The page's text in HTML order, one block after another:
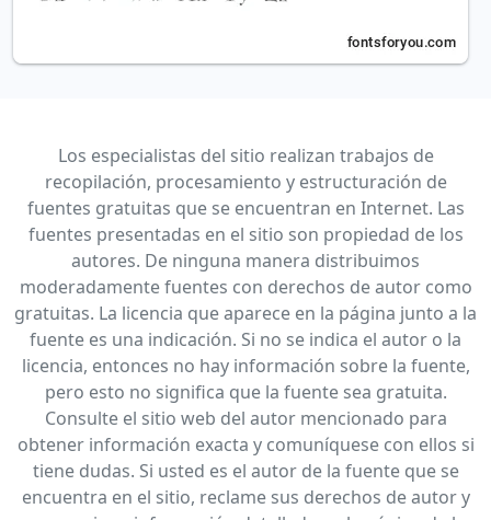
Los especialistas del sitio realizan trabajos de
recopilación, procesamiento y estructuración de
fuentes gratuitas que se encuentran en Internet. Las
fuentes presentadas en el sitio son propiedad de los
autores. De ninguna manera distribuimos
moderadamente fuentes con derechos de autor como
gratuitas. La licencia que aparece en la página junto a la
fuente es una indicación. Si no se indica el autor o la
licencia, entonces no hay información sobre la fuente,
pero esto no significa que la fuente sea gratuita.
Consulte el sitio web del autor mencionado para
obtener información exacta y comuníquese con ellos si
tiene dudas. Si usted es el autor de la fuente que se
encuentra en el sitio, reclame sus derechos de autor y